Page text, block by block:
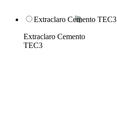
Extraclaro Cemento TEC3
Extraclaro Cemento
TEC3